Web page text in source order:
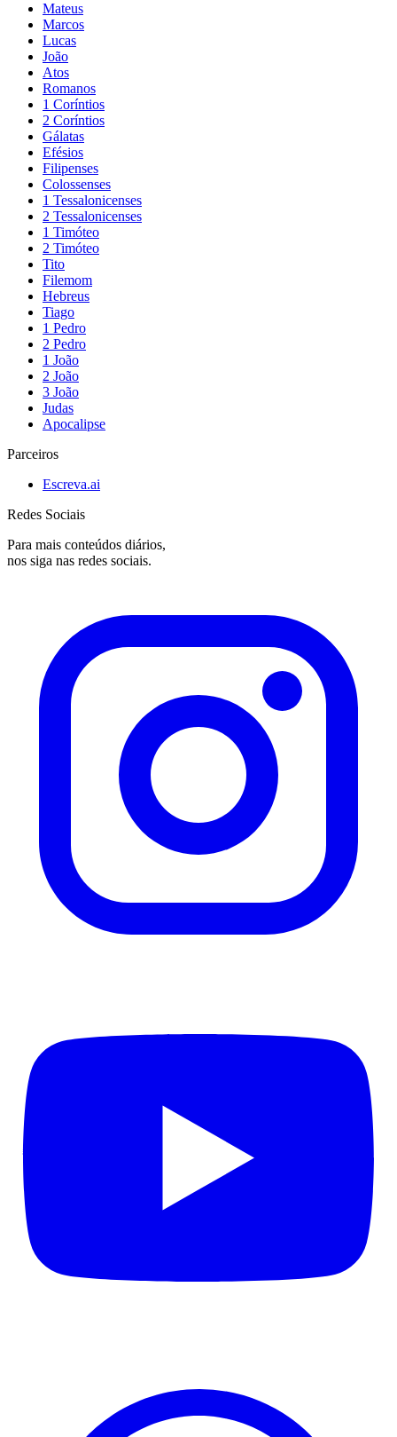
Mateus
Marcos
Lucas
João
Atos
Romanos
1 Coríntios
2 Coríntios
Gálatas
Efésios
Filipenses
Colossenses
1 Tessalonicenses
2 Tessalonicenses
1 Timóteo
2 Timóteo
Tito
Filemom
Hebreus
Tiago
1 Pedro
2 Pedro
1 João
2 João
3 João
Judas
Apocalipse
Parceiros
Escreva.ai
Redes Sociais
Para mais conteúdos diários,
nos siga nas redes sociais.